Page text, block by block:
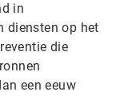
in
diensten op het
die
een eeuw